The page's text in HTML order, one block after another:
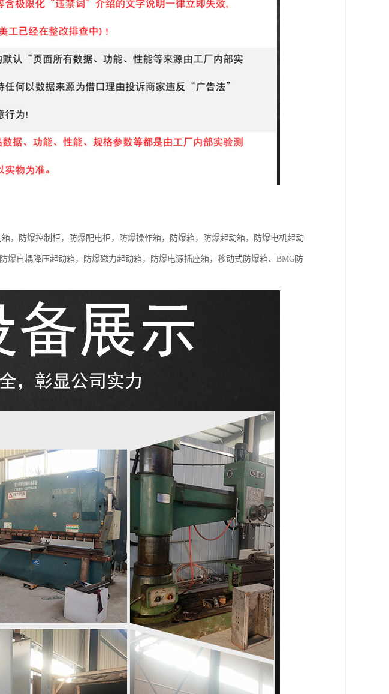
，防爆控制柜，防爆配电柜，防爆操作箱，防爆箱，防爆起动箱，防爆电机起动
爆自耦降压起动箱，防爆磁力起动箱，防爆电源插座箱，移动式防爆箱、BMG防